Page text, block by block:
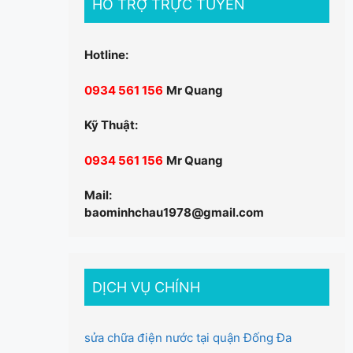
HỖ TRỢ TRỰC TUYẾN
Hotline:
0934 561 156 Mr Quang
Kỹ Thuật:
0934 561 156 Mr Quang
Mail:
baominhchau1978@gmail.com
DỊCH VỤ CHÍNH
sửa chữa điện nước tại quận Đống Đa